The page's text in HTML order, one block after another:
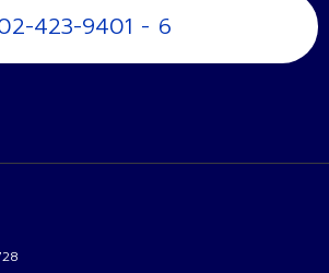
423-9401 - 6